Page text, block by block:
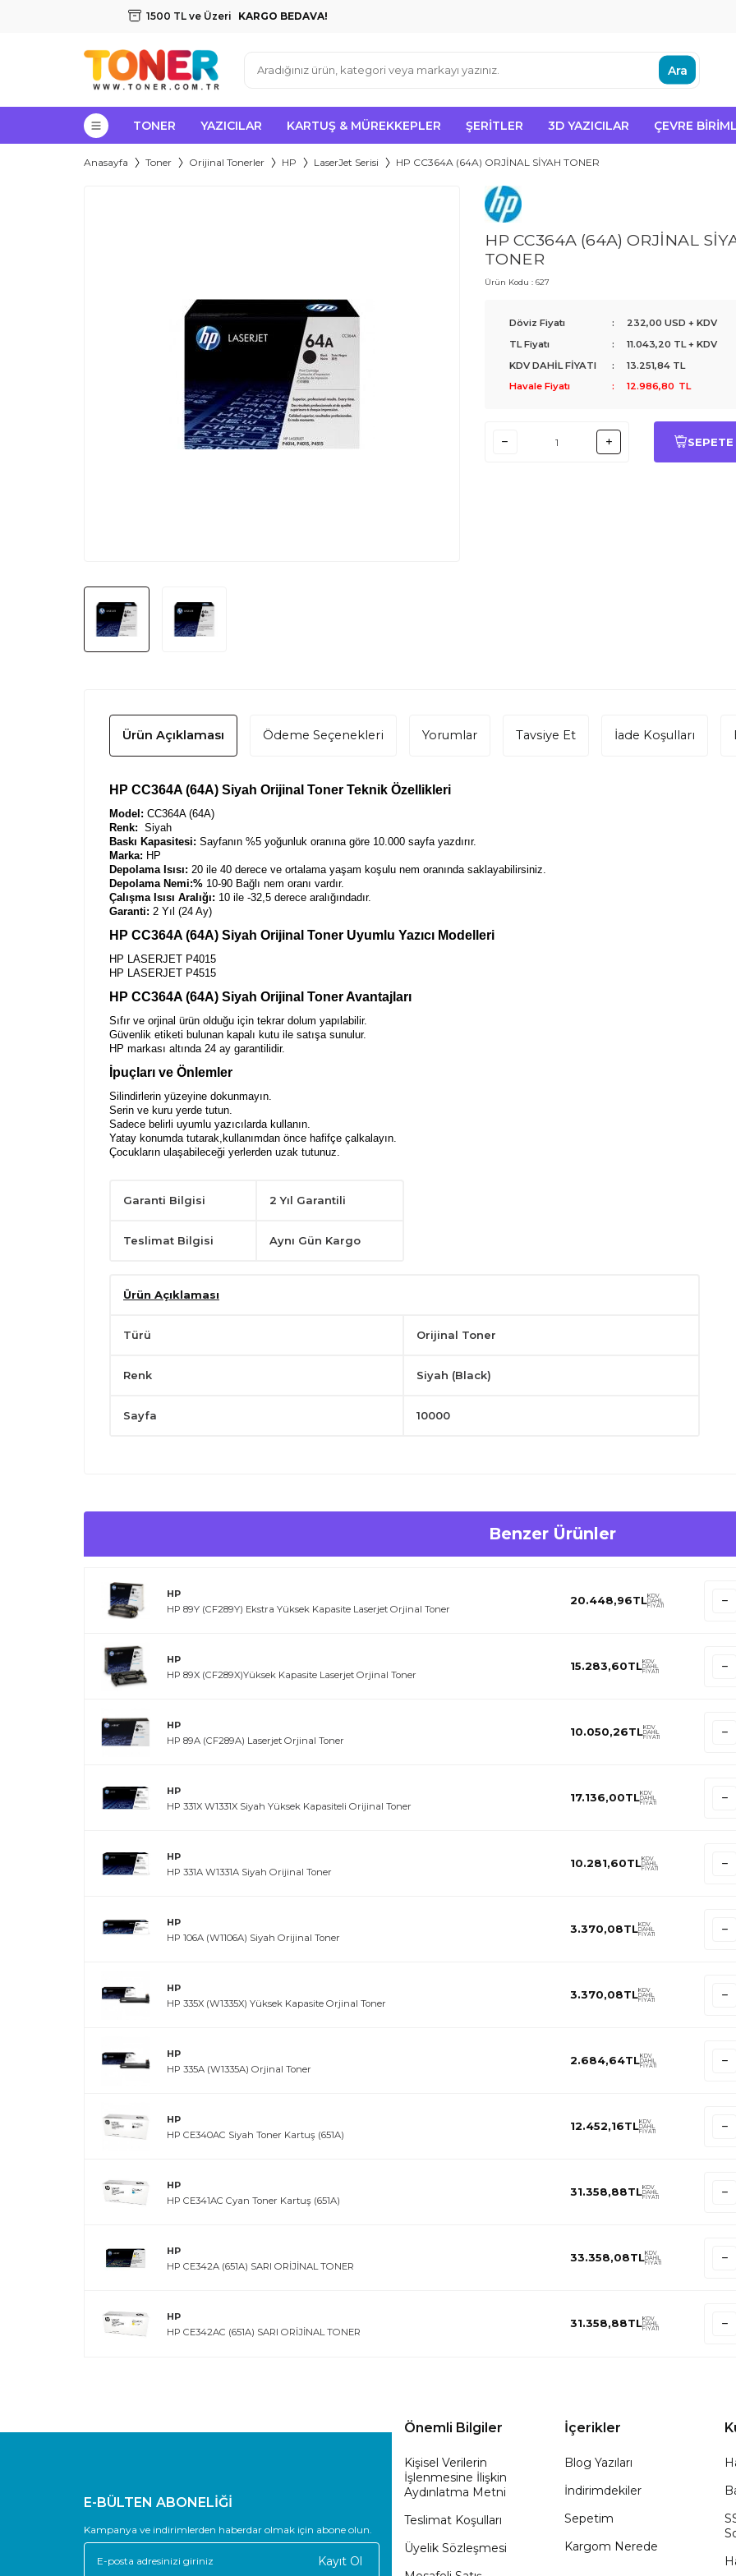
1500 TL ve Üzeri KARGO BEDAVA!
Ara
TONER YAZICILAR KARTUŞ & MÜREKKEPLER ŞERITLER 3D YAZICILAR ÇEVRE
Anasayfa Toner Orijinal Tonerler HP LaserJet Serisi HP CC364A (64A) ORJİNAL SİYAH TONER
HP CC364A (64A) ORJİNAL
TONER
Ürün Kodu : 627
Döviz Fiyatı :
232,00 USD + KDV
TL Fiyatı
: 11.043,20 TL + KDV
KDV DAHİL FİYATI
: 13.251,84TL
Havale Fiyatı
: 12.986,80 TL
SEPETE
Ürün Açıklaması Ödeme Seçenekleri Yorumlar Tavsiye Et İade Koşulları
HP CC364A (64A) Siyah Orijinal Toner Teknik Özellikleri
Model: CC364A (64A)
Renk: Siyah
Baskı Kapasitesi: Sayfanın %5 yoğunluk oranına göre 10.000 sayfa yazdırır.
Marka: HP
Depolama Isısı: 20 ile 40 derece ve ortalama yaşam koşulu nem oranında saklayabilirsiniz.
Depolama Nemi:% 10-90 Bağlı nem oranı vardır.
Çalışma Isısı Aralığı: 10 ile -32,5 derece aralığındadır.
Garanti: 2 Yıl (24 Ay)
HP CC364A (64A) Siyah Orijinal Toner Uyumlu Yazıcı Modelleri
HP LASERJET P4015
HP LASERJET P4515
HP CC364A (64A) Siyah Orijinal Toner Avantajları
Sıfır ve orjinal ürün olduğu için tekrar dolum yapılabilir.
Güvenlik etiketi bulunan kapalı kutu ile satışa sunulur.
HP markası altında 24 ay garantilidir.
İpuçları ve Önlemler
Silindirlerin yüzeyine dokunmayın.
Serin ve kuru yerde tutun.
Sadece belirli uyumlu yazıcılarda kullanın.
Yatay konumda tutarak,kullanımdan önce hafifçe çalkalayın.
Çocukların ulaşabileceği yerlerden uzak tutunuz.
Garanti Bilgisi 2 Yıl Garantili
Teslimat Bilgisi Aynı Gün Kargo
Ürün Açıklaması
Türü Orijinal Toner
Renk Siyah (Black)
Sayfa 10000
Benzer Ürünler
HP
HP 89Y (CF289Y) Ekstra Yüksek Kapasite Laserjet Orjinal Toner
20.448,96TLKDV
DAHİL
FİYATI
HP
HP 89X (CF289X)Yüksek Kapasite Laserjet Orjinal Toner
15.283,60TLKDV
DAHİL
FİYATI
HP
HP 89A (CF289A) Laserjet Orjinal Toner
10.050,26TLKDV
DAHİL
FİYATI
HP
HP 331X W1331X Siyah Yüksek Kapasiteli Orijinal Toner
17.136,00TLKDV
DAHİL
FİYATI
HP
HP 331A W1331A Siyah Orijinal Toner
10.281,60TLKDV
DAHİL
FİYATI
HP
HP 106A (W1106A) Siyah Orijinal Toner
3.370,08TLKDV
DAHİL
FİYATI
HP
HP 335X (W1335X) Yüksek Kapasite Orjinal Toner
3.370,08TLKDV
DAHİL
FİYATI
HP
HP 335A (W1335A) Orjinal Toner
2.684,64TLKDV
DAHİL
FİYATI
HP
HP CE340AC Siyah Toner Kartuş (651A)
12.452,16TLKDV
DAHİL
FİYATI
HP
HP CE341AC Cyan Toner Kartuş (651A)
31.358,88TLKDV
DAHİL
FİYATI
HP
HP CE342A (651A) SARI ORİJİNAL TONER
33.358,08TLKDV
DAHİL
FİYATI
HP
HP CE342AC (651A) SARI ORİJİNAL TONER
31.358,88TLKDV
DAHİL
FİYATI
E-BÜLTEN ABONELİĞİ
Kampanya ve indirimlerden haberdar olmak için abone olun.
Kayıt Ol
Önemli Bilgiler
Kişisel Verilerin
İşlenmesine İlişkin
Aydınlatma Metni
Teslimat Koşulları
Üyelik Sözleşmesi
İçerikler
Blog Yazıları
İndirimdekiler
Sepetim
Kargom Nerede